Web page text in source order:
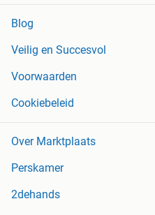
Blog
Veilig en Succesvol
Voorwaarden
Cookiebeleid
Over Marktplaats
Perskamer
2dehands